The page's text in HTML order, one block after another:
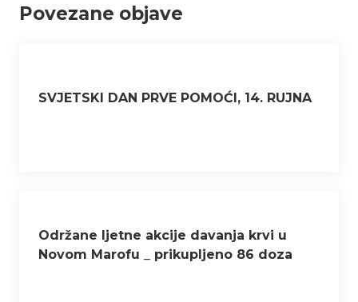
Povezane objave
SVJETSKI DAN PRVE POMOĆI, 14. RUJNA
Održane ljetne akcije davanja krvi u
Novom Marofu _ prikupljeno 86 doza